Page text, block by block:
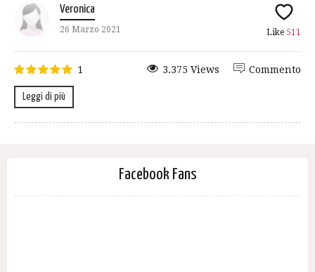
Veronica
26 Marzo 2021 Like 511
1
Leggi di più
Commento
3.375 Views
Facebook Fans